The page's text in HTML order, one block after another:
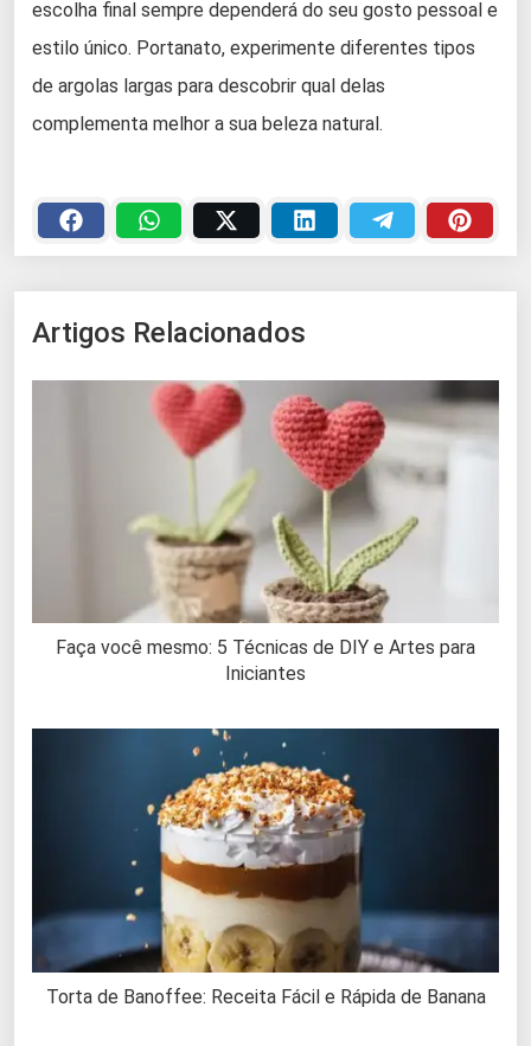
escolha final sempre dependerá do seu gosto pessoal e
estilo único. Portanato, experimente diferentes tipos
de argolas largas para descobrir qual delas
complementa melhor a sua beleza natural.
Artigos Relacionados
Faça você mesmo: 5 Técnicas de DIY e Artes para
Iniciantes
Torta de Banoffee: Receita Fácil e Rápida de Banana